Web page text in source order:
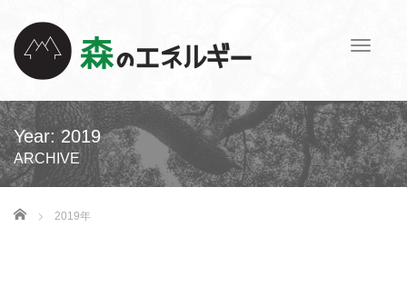
T
g
l
e
n
a
Year: 2019
ARCHIVE
ホーム 2019年